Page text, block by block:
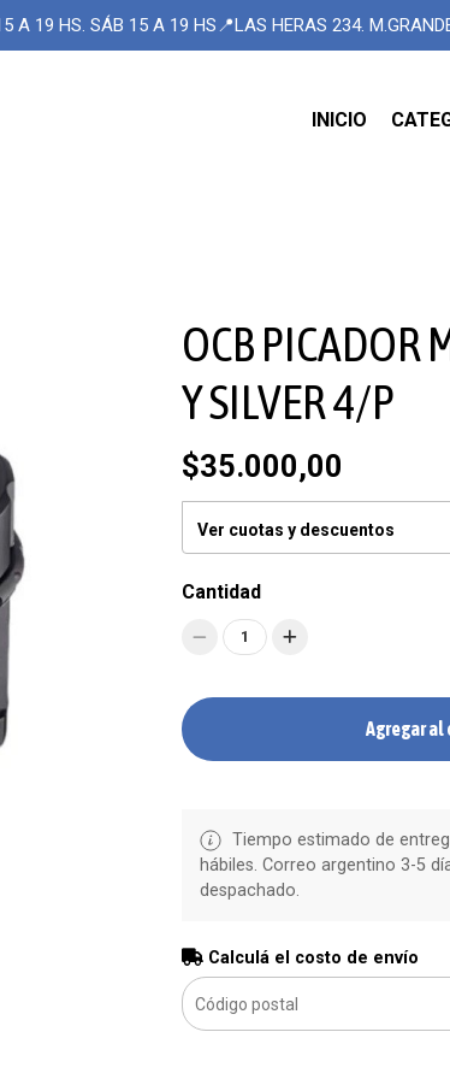
A 19 HS. SÁB 15 A 19 HS📍LAS HERAS 234.
INICIO
OCB PICADOR
Y SILVER 4/P
$35.000,00
Ver cuotas y descuentos
Cantidad
1
Agregar al
Tiempo estimado de
hábiles. Correo argentino 3-5
despachado.
Calculá el costo de envío